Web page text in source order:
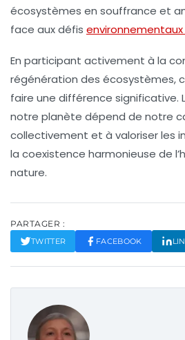
écosystèmes en souffrance et
face aux défis
En participant activement à la
régénération des écosystèmes,
faire une différence significative.
notre planète dépend de notre
collectivement et à valoriser les
la coexistence harmonieuse de
nature.
PARTAGER :
TWITTER FACEBOOK